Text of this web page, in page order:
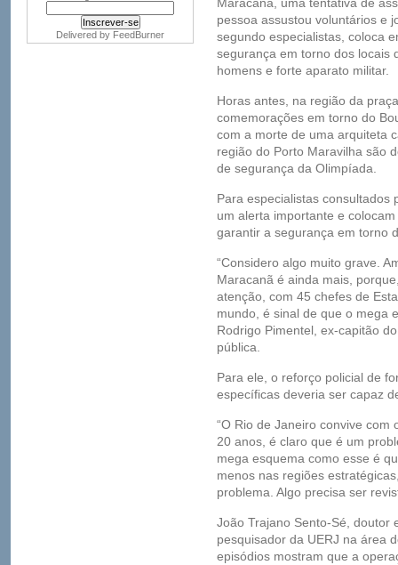
Delivered by FeedBurner
pessoa assustou voluntários e
segundo especialistas, coloca
segurança em torno dos locais
homens e forte aparato militar.
Horas antes, na região da
comemorações em torno do
com a morte de uma arquiteta
região do Porto Maravilha são
de segurança da Olimpíada.
Para especialistas consultados
um alerta importante e
garantir a segurança em torno
“Considero algo muito grave.
Maracanã é ainda mais,
atenção, com 45 chefes de
mundo, é sinal de que o mega
Rodrigo Pimentel, ex-capitão
pública.
Para ele, o reforço policial de
específicas deveria ser capaz
“O Rio de Janeiro convive
20 anos, é claro que é um
mega esquema como esse é
menos nas regiões
problema. Algo precisa ser
João Trajano Sento-Sé, doutor
pesquisador da UERJ na área
episódios mostram que a